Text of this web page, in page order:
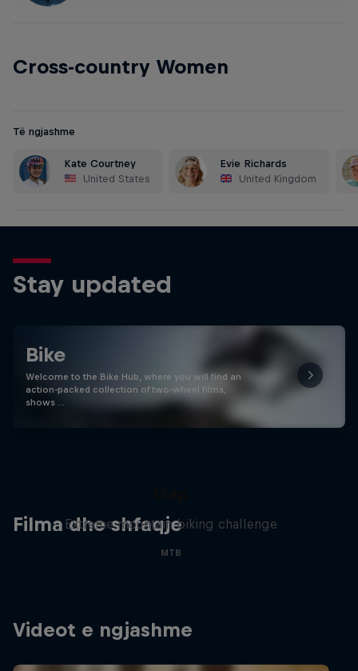
Cross-country Women
Të ngjashme
Kate Courtney
United States
Evie Richards
United Kingdom
Stay updated
Bike
Welcome to the Bike Hub, where you will find an
action-packed collection of two-wheel films,
shows …
Filma dhe shfaqje
Extreme mountain biking challenge
MTB
Videot e ngjashme